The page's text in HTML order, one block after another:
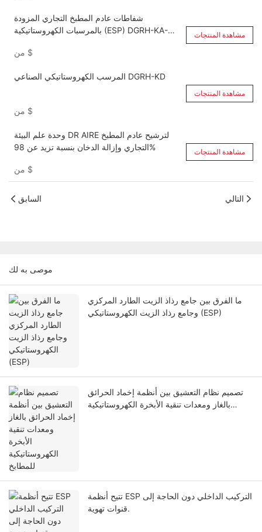
شفاطات عادم المطبخ التجاري المزودة
بالمرسبات الكهروستاتيكية (ESP) DGRH-KA-
$
مشاهدة المنتجات
المرسب الكهروستاتيكي الصناعي DGRH-KD
$
مشاهدة المنتجات
وحدة علم البيئة DR AIRE لترشيح عادم المطبخ
التجاري وإزالة الدخان بنسبة تزيد عن 98%
$
مشاهدة المنتجات
السابق التالي
موصى به لك
ما الفرق بين جامع رذاذ الزيت الطارد المركزي
وجامع رذاذ الزيت الكهروستاتيكي (ESP)
تصميم نظام التعشيق بين أنظمة إخماد الحرائق
بالغاز ومعدات تنقية الأبخرة الكهروستاتيكية
تتيح أنظمة ESP التركيب الداخلي دون الحاجة إلى
قنوات تهوية.